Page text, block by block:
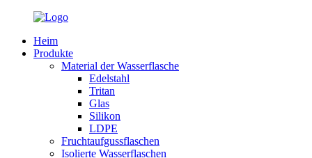
Heim
Produkte
Material der Wasserflasche
Edelstahl
Tritan
Glas
Silikon
LDPE
Fruchtaufgussflaschen
Isolierte Wasserflaschen